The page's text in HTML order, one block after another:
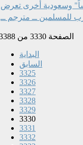
وسعودية أخرى تعرض
للمسلمين ــ مترجم ــ
الصفحة 3330 من 3388
البداية
السابق
3325
3326
3327
3328
3329
3330
3331
3332